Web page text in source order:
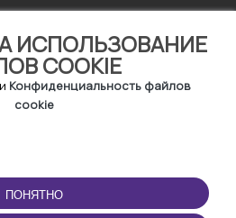
ИСПОЛЬЗОВАНИЕ
COOKIE
Конфиденциальность файлов
cookie
ПОНЯТНО
ПРИЛОЖЕНИЕ